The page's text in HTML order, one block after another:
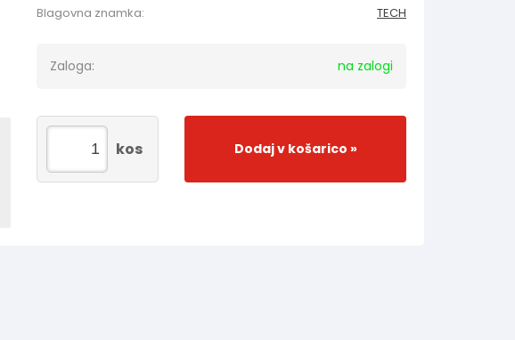
Blagovna znamka:
TECH
Zaloga: na zalogi
Dodaj v košarico
kos